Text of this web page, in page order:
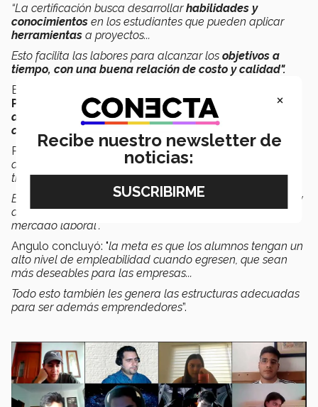
“La certificación busca desarrollarhabilidades y
conocimientos en los estudiantes que pueden aplicar
herramientas a proyectos...
Esto facilita las labores para alcanzar los objetivos a
tiempo, con una buena relación de costo y calidad".
En el área donde trabaja, en
Proyectos, afirmó, "se requiere como parte del
desarrollo de los empleados contar con este tipo de
certificaciones
Por su parte, Reyes Angulo, añadió que“lo estamos
agregando al perfil del estudiante, además del que ya
tiene en cierta carrera...
Es una formación integral en esta área de conocimiento y
desarrollo de habilidades que son muy apreciadas en el
mercado laboral".
Angulo concluyó: "la meta es que los alumnos tengan un
alto nivel de empleabilidad cuando egresen, que sean
más deseables para las empresas...
Todo esto también les genera las estructuras adecuadas
para ser además emprendedores”.
×
Recibe nuestro newsletter de
noticias: